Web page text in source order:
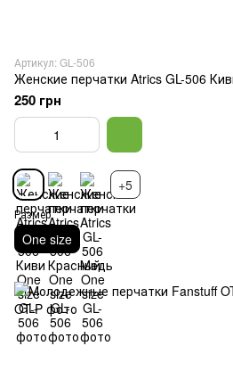
Артикул: GL-506
Женские перчатки Atrics GL-506
250 грн
+5
Размер
One size